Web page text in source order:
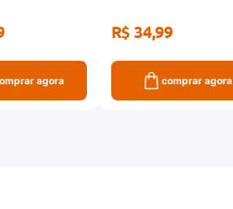
agora
R$ 34,99
comprar agora